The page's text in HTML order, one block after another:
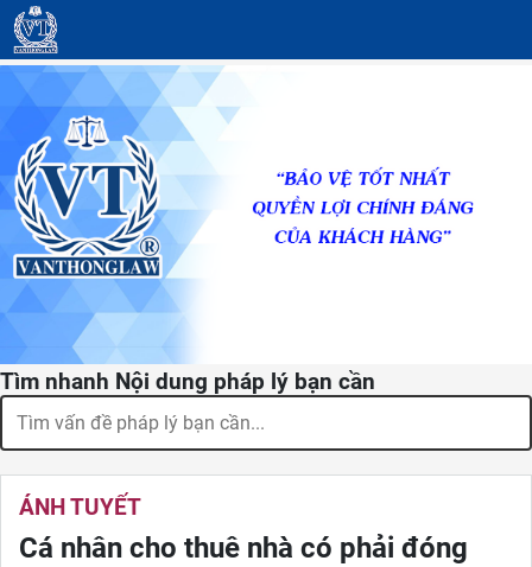
Tìm nhanh Nội dung pháp lý bạn cần
ÁNH TUYẾT
Cá nhân cho thuê nhà có phải đóng